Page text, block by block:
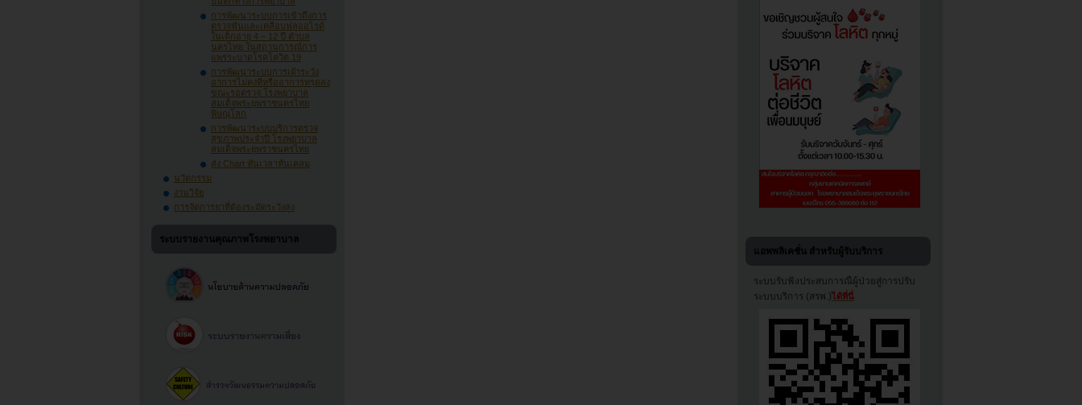
การพัฒนาระบบการเข้าถึงการ
ตรวจฟันและเคลือบฟลูออไรด์
ในเด็กอายุ 4 – 12 ปี ตำบล
นครไทย ในสถานการณ์การ
แพร่ระบาดโรคโควิด 19
การพัฒนาระบบการเฝ้าระวัง
อาการไม่คงที่หรืออาการทรุดลง
ขณะรอตรวจ โรงพยาบาล
สมเด็จพระยุพราชนครไทย
พิษณุโลก
การพัฒนาระบบบริการตรวจ
สุขภาพประจำปี โรงพยาบาล
สมเด็จพระยุพราชนครไทย
ส่ง Chart ทันเวลาทันเคลม
นวัตกรรม
งานวิจัย
การจัดการยาที่ต้องระมัดระวังสูง
ระบบรายงานคุณภาพโรงพยาบาล
แอพพลิเคชั่น สำหรับผู้รับบริการ
ระบบรับฟังประสบการณืผู้ป่วยสู่การปรับ
ระบบบริการ (สรพ.)ได้ที่นี่